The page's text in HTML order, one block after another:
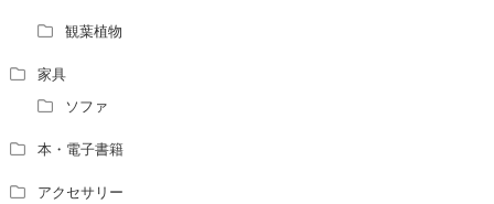
観葉植物
家具
ソファ
本・電子書籍
アクセサリー